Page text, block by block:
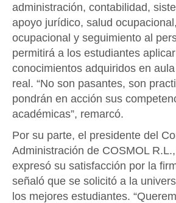
administración, contabilidad,
apoyo jurídico, salud
ocupacional y seguimiento al
permitirá a los estudiantes
conocimientos adquiridos en
real. “No son pasantes, son
pondrán en acción sus
académicas”, remarcó.
Por su parte, el presidente del
Administración de COSMOL R.L.,
expresó su satisfacción por la
señaló que se solicitó a la
los mejores estudiantes.